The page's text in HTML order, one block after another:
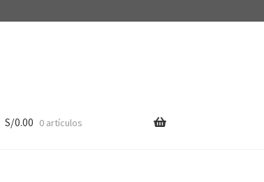
S/0.00 0 artículos